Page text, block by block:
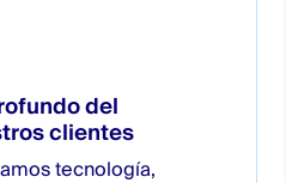
del
clientes
tecnología,